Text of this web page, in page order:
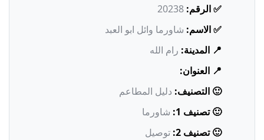
✅ الرقم: 20238
✅ الاسم: شاورما وائل ابو العبد
📍 المدينة: رام الله
📍 العنوان:
🙂 التصنيف: دليل المطاعم
🙂 تصنيف 1:
شاورما
🙂 تصنيف 2:
توصيل